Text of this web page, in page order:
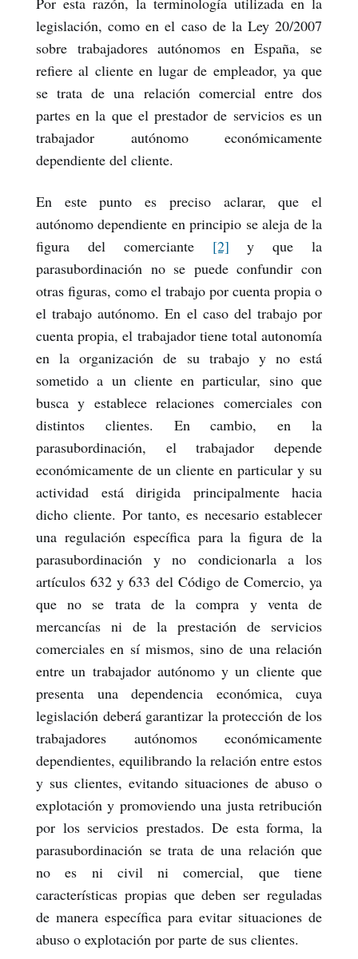
legislación, como en el caso de la Ley 20/2007
sobre trabajadores autónomos en España, se
refiere al cliente en lugar de empleador, ya que
se trata de una relación comercial entre dos
partes en la que el prestador de servicios es un
trabajador autónomo económicamente
dependiente del cliente.
En este punto es preciso aclarar, que el
autónomo dependiente en principio se aleja de la
figura del comerciante [2] y que la
parasubordinación no se puede confundir con
otras figuras, como el trabajo por cuenta propia o
el trabajo autónomo. En el caso del trabajo por
cuenta propia, el trabajador tiene total autonomía
en la organización de su trabajo y no está
sometido a un cliente en particular, sino que
busca y establece relaciones comerciales con
distintos clientes. En cambio, en la
parasubordinación, el trabajador depende
económicamente de un cliente en particular y su
actividad está dirigida principalmente hacia
dicho cliente. Por tanto, es necesario establecer
una regulación específica para la figura de la
parasubordinación y no condicionarla a los
artículos 632 y 633 del Código de Comercio, ya
que no se trata de la compra y venta de
mercancías ni de la prestación de servicios
comerciales en sí mismos, sino de una relación
entre un trabajador autónomo y un cliente que
presenta una dependencia económica, cuya
legislación deberá garantizar la protección de los
trabajadores autónomos económicamente
dependientes, equilibrando la relación entre estos
y sus clientes, evitando situaciones de abuso o
explotación y promoviendo una justa retribución
por los servicios prestados. De esta forma, la
parasubordinación se trata de una relación que
no es ni civil ni comercial, que tiene
características propias que deben ser reguladas
de manera específica para evitar situaciones de
abuso o explotación por parte de sus clientes.